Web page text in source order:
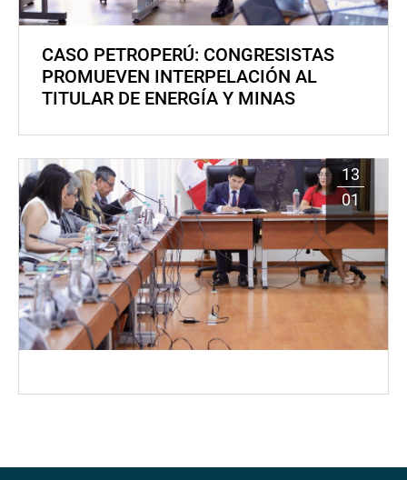
CASO PETROPERÚ: CONGRESISTAS
PROMUEVEN INTERPELACIÓN AL
TITULAR DE ENERGÍA Y MINAS
13
01